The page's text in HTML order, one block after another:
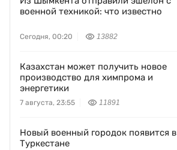
военной техникой: что известно
Сегодня, 00:20 13882
Казахстан может получить новое
производство для химпрома и
энергетики
7 августа, 23:55 11891
Новый военный городок появится в
Туркестане